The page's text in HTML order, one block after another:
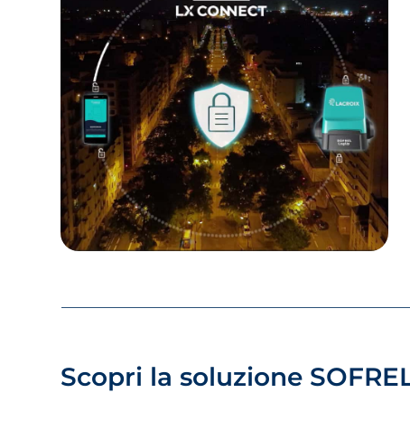
Scopri la soluzione